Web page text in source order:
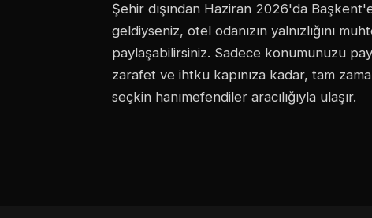
Şehir dışından Haziran 2026'da
geldiyseniz, otel odanızın yalnızlığını
paylaşabilirsiniz. Sadece konumunuzu
zarafet ve ihtku kapınıza kadar, tam
seçkin hanımefendiler aracılığıyla ulaşır.